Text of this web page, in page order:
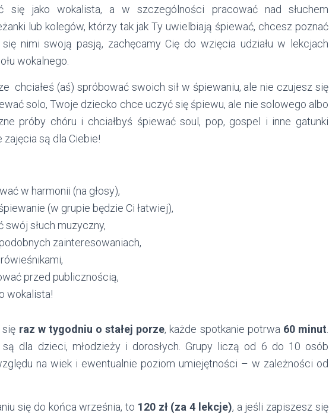
się jako wokalista, a w szczególności pracować nad słuchem
lub kolegów, którzy tak jak Ty uwielbiają śpiewać, chcesz poznać
nimi swoją pasją, zachęcamy Cię do wzięcia udziałuw lekcjach
wokalnego.
chciałeś (aś) spróbować swoich sił w śpiewaniu, ale nie czujesz się
solo, Twoje dziecko chce uczyć się śpiewu, ale nie solowego albo
próby chóru i chciałbyś śpiewać soul, pop, gospel i inne gatunki
są dla Ciebie!
w harmonii (na głosy),
(w grupie będzie Ci łatwiej),
swój słuch muzyczny,
zainteresowaniach,
przed publicznością,
wokalista!
raz w tygodniu o stałej porze, każde spotkanie potrwa 60 minut
są dla dzieci, młodzieży i dorosłych. Grupy liczą od 6 do 10 osób
na wiek i ewentualnie poziom umiejętności – w zależności od
się do końca września, to 120 zł (za 4 lekcje), a jeśli zapiszesz się